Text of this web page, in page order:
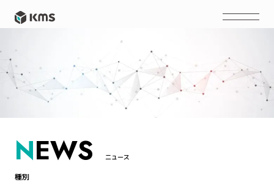
NEWS ニュース
種別